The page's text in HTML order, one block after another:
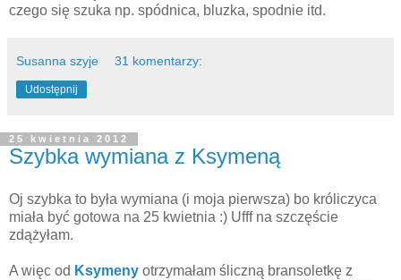
czego się szuka np. spódnica, bluzka, spodnie itd.
Susanna szyje 31 komentarzy:
Udostępnij
25 kwietnia 2012
Szybka wymiana z Ksymeną
Oj szybka to była wymiana (i moja pierwsza) bo króliczyca
miała być gotowa na 25 kwietnia :) Ufff na szczęście
zdążyłam.
A więc od Ksymeny otrzymałam śliczną bransoletkę z